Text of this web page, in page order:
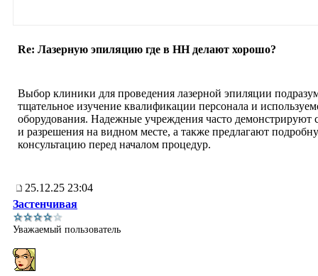
Re: Лазерную эпиляцию где в НН делают хорошо?
Выбор клиники для проведения лазерной эпиляции
тщательное изучение квалификации персонала и
оборудования. Надежные учреждения часто демонстрируют
и разрешения на видном месте, а также предлагают
консультацию перед началом процедур.
25.12.25 23:04
Застенчивая
Уважаемый пользователь